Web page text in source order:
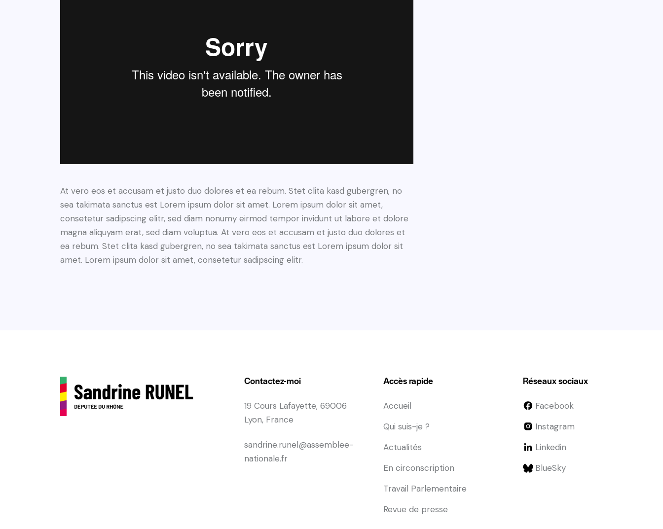
At vero eos et accusam et justo duo dolores et ea rebum. Stet clita kasd gubergren, no
sea takimata sanctus est Lorem ipsum dolor sit amet. Lorem ipsum dolor sit amet,
consetetur sadipscing elitr, sed diam nonumy eirmod tempor invidunt ut labore et dolore
magna aliquyam erat, sed diam voluptua. At vero eos et accusam et justo duo dolores et
ea rebum. Stet clita kasd gubergren, no sea takimata sanctus est Lorem ipsum dolor sit
amet. Lorem ipsum dolor sit amet, consetetur sadipscing elitr.
Contactez-moi
19 Cours Lafayette, 69006
Lyon, France
sandrine.runel@assemblee-
nationale.fr
Accès rapide
Accueil
Qui suis-je ?
Actualités
En circonscription
Travail Parlementaire
Revue de presse
Réseaux sociaux
Facebook
Instagram
Linkedin
BlueSky